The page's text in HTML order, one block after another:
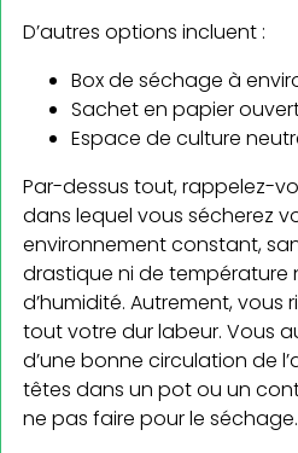
D’autres options incluent :
Box de séchage à
Sachet en papier
Espace de culture
Par-dessus tout, rappelez-
dans lequel vous sécherez
environnement constant,
drastique ni de température
d’humidité. Autrement, vous
tout votre dur labeur. Vous
d’une bonne circulation de
têtes dans un pot ou un
ne pas faire pour le séchage.